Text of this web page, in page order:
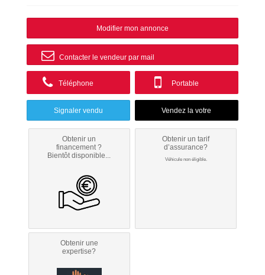
Modifier mon annonce
Contacter le vendeur par mail
Téléphone Portable
Signaler vendu
Obtenir un
financement ?
Bientôt disponible...
Obtenir un tarif
d’assurance?
Véhicule non éligible.
Obtenir une
expertise?